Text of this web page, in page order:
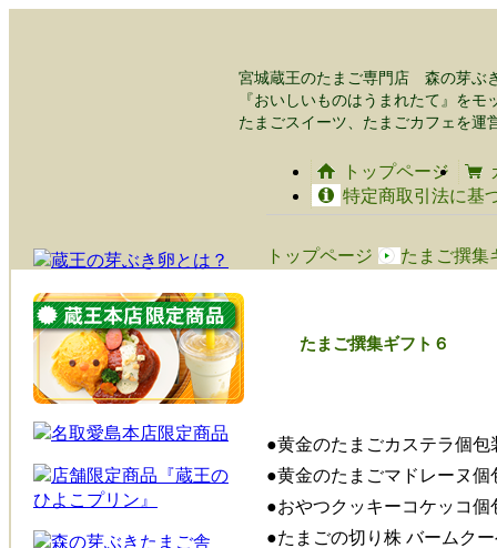
宮城蔵王のたまご専門店 森の芽ぶ
『おいしいものはうまれたて』をモ
たまごスイーツ、たまごカフェを運
トップページ
特定商取引法に基
トップページ たまご撰集
たまご撰集ギフト６
●黄金のたまごカステラ個
●黄金のたまごマドレーヌ
●おやつクッキーコケッコ
●たまごの切り株 バームク